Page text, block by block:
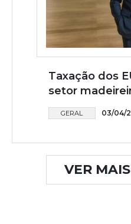
Taxação dos
setor
GERAL 03/04/
VER